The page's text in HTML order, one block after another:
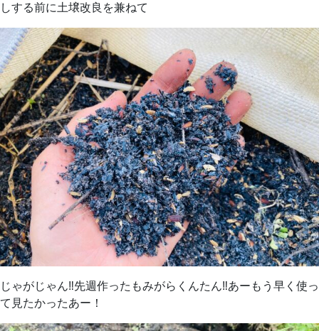
しする前に土壌改良を兼ねて
じゃがじゃん‼︎先週作ったもみがらくんたん‼︎あーもう早く使っ
て見たかったあー！